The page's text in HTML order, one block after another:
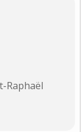
Raphaël
Raphaël